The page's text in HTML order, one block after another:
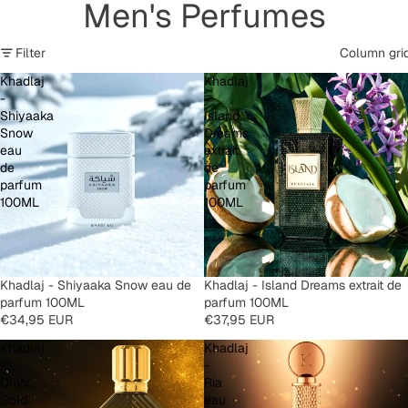
Men's Perfumes
Filter
Column
Khadlaj
-
Shiyaaka
Snow
eau
de
parfum
100ML
SOLD OUT
Khadlaj - Shiyaaka Snow eau de
parfum 100ML
€34,95 EUR
Khadlaj
-
Island
Dreams
extrait
de
parfum
100ML
Khadlaj - Island Dreams extrait de
parfum 100ML
€37,95 EUR
Gold
Khadlaj
-
Ria
eau